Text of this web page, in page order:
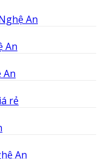
An
An
An
rẻ
An